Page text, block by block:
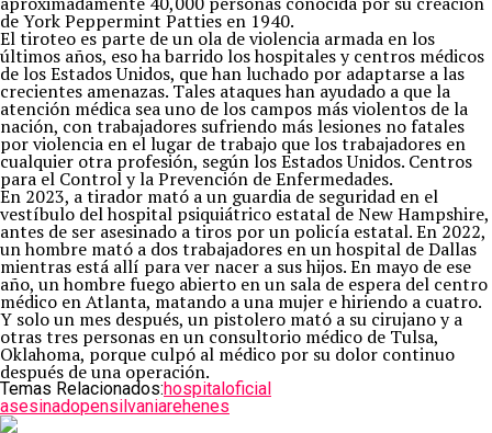
de York Peppermint Patties en 1940.
El tiroteo es parte de un ola de violencia armada en los
últimos años, eso ha barrido los hospitales y centros médicos
de los Estados Unidos, que han luchado por adaptarse a las
crecientes amenazas. Tales ataques han ayudado a que la
atención médica sea uno de los campos más violentos de la
nación, con trabajadores sufriendo más lesiones no fatales
por violencia en el lugar de trabajo que los trabajadores en
cualquier otra profesión, según los Estados Unidos. Centros
para el Control y la Prevención de Enfermedades.
En 2023, a tirador mató a un guardia de seguridad en el
vestíbulo del hospital psiquiátrico estatal de New Hampshire,
antes de ser asesinado a tiros por un policía estatal. En 2022,
un hombre mató a dos trabajadores en un hospital de Dallas
mientras está allí para ver nacer a sus hijos. En mayo de ese
año, un hombre fuego abierto en un sala de espera del centro
médico en Atlanta, matando a una mujer e hiriendo a cuatro.
Y solo un mes después, un pistolero mató a su cirujano y a
otras tres personas en un consultorio médico de Tulsa,
Oklahoma, porque culpó al médico por su dolor continuo
después de una operación.
Temas Relacionados:hospitaloficial
asesinadopensilvaniarehenes